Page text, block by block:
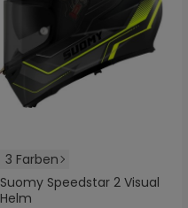
3 Farben
Suomy Speedstar 2 Visual
Helm